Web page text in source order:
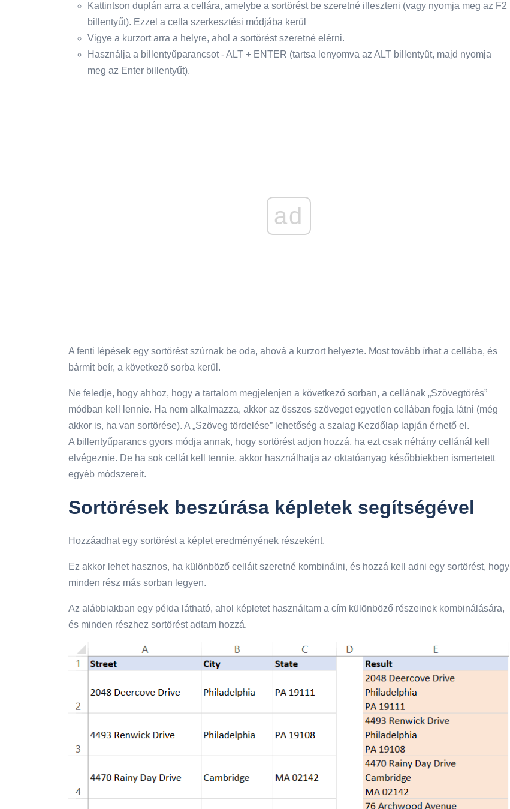
Kattintson duplán arra a cellára, amelybe a sortörést be szeretné illeszteni (vagy nyomja meg az F2
billentyűt). Ezzel a cella szerkesztési módjába kerül
Vigye a kurzort arra a helyre, ahol a sortörést szeretné elérni.
Használja a billentyűparancsot - ALT + ENTER (tartsa lenyomva az ALT billentyűt, majd nyomja
meg az Enter billentyűt).
ad
A fenti lépések egy sortörést szúrnak be oda, ahová a kurzort helyezte. Most tovább írhat a cellába, és
bármit beír, a következő sorba kerül.
Ne feledje, hogy ahhoz, hogy a tartalom megjelenjen a következő sorban, a cellának „Szövegtörés”
módban kell lennie. Ha nem alkalmazza, akkor az összes szöveget egyetlen cellában fogja látni (még
akkor is, ha van sortörése). A „Szöveg tördelése” lehetőség a szalag Kezdőlap lapján érhető el.
A billentyűparancs gyors módja annak, hogy sortörést adjon hozzá, ha ezt csak néhány cellánál kell
elvégeznie. De ha sok cellát kell tennie, akkor használhatja az oktatóanyag későbbiekben ismertetett
egyéb módszereit.
Sortörések beszúrása képletek segítségével
Hozzáadhat egy sortörést a képlet eredményének részeként.
Ez akkor lehet hasznos, ha különböző celláit szeretné kombinálni, és hozzá kell adni egy sortörést, hogy
minden rész más sorban legyen.
Az alábbiakban egy példa látható, ahol képletet használtam a cím különböző részeinek kombinálására,
és minden részhez sortörést adtam hozzá.